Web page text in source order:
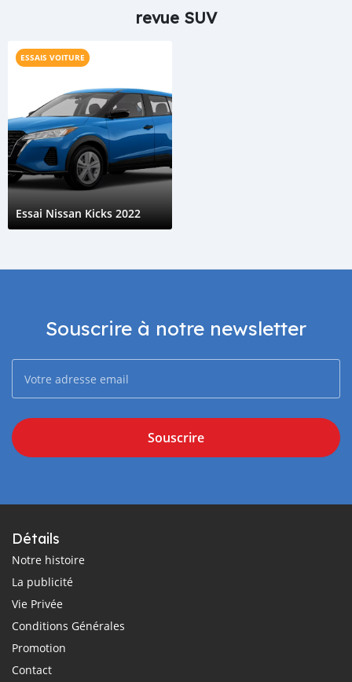
revue SUV
ESSAIS VOITURE
Essai Nissan Kicks 2022
Souscrire à notre newsletter
Souscrire
Détails
Notre histoire
La publicité
Vie Privée
Conditions Générales
Promotion
Contact